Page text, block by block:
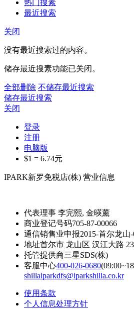
热门搜素
最近搜索
关闭
没有最近搜索过的内容。
储存最近搜素功能已关闭。
全部删除 不储存最近搜索
储存最近搜索
关闭
登录
注册
电脑版
$1 = 6.74元
IPARK新罗免税店(株) 营业信息
代表理事 李完熙, 金暎薰
商业登记号码705-87-00066
通信销售业申报2015-首尔龙山
地址首尔市 龙山区 汉江大路
托管提供商三星SDS(株)
客服中心400-026-0680
shillaiparkdfs@iparkshilla.co.kr
使用条款
个人信息处理方针